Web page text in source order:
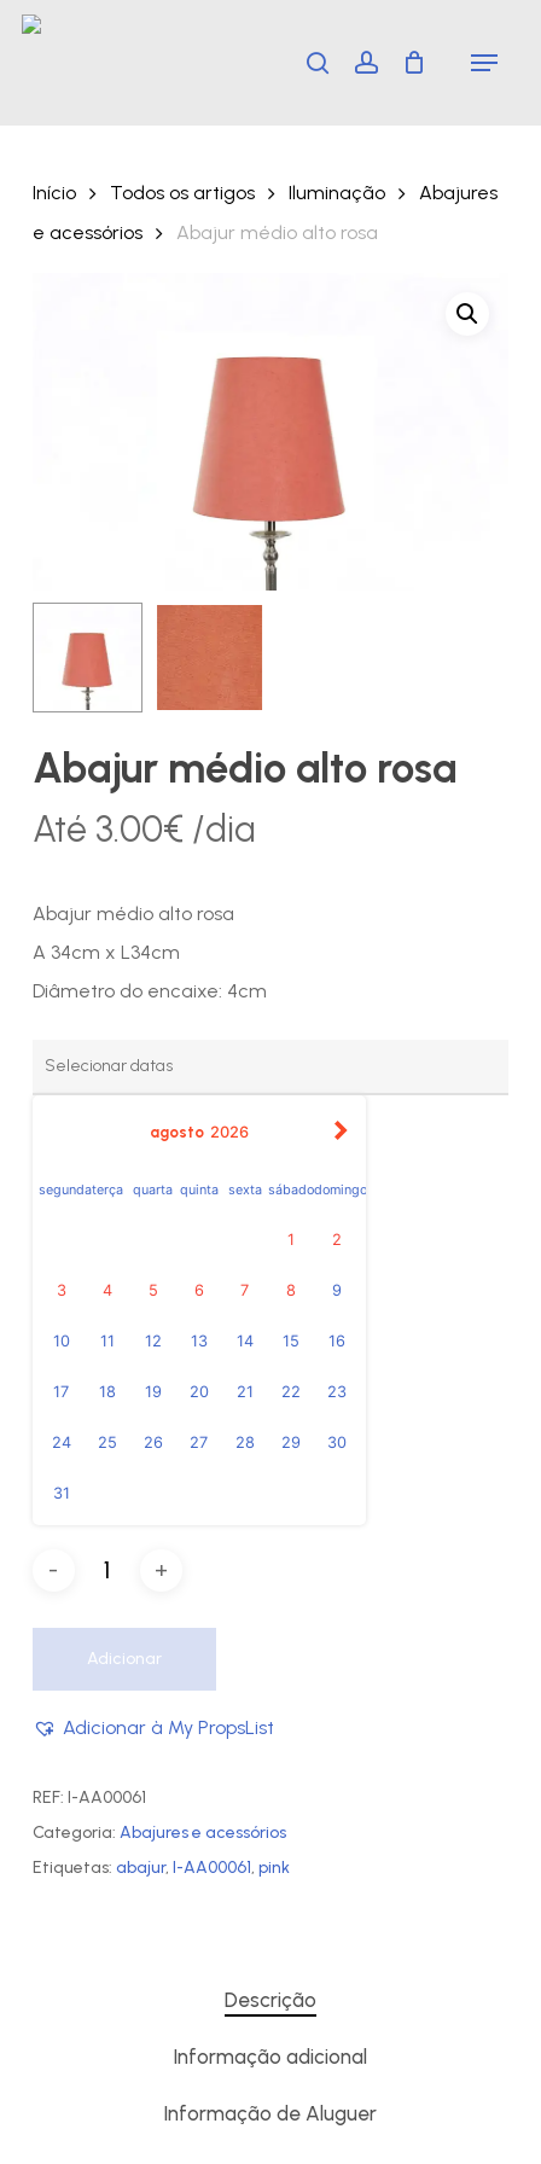
Skip
search account Menu
Início Todos os artigos Iluminação
Abajures
e acessórios
Abajur médio alto rosa
Abajur médio alto rosa
Até 3.00€ /dia
Abajur médio alto rosa
A 34cm x L34cm
Diâmetro do encaixe: 4cm
agosto 2026
segundaterça quarta quinta sexta sábadodomingo
1 2
3 4 5 6 7 8 9
10 11 12 13 14 15 16
17 18 19 20 21 22 23
24 25 26 27 28 29 30
31
Adicionar
Adicionar à My PropsList
REF: I-AA00061
Categoria: Abajures e acessórios
Etiquetas: abajur, I-AA00061, pink
Descrição
Informação adicional
Informação de Aluguer